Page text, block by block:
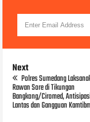
Next
Polres Sumedang
Rawan Sore di Tikungan
Bangkong/Ciromed,
Lantas dan Gangguan